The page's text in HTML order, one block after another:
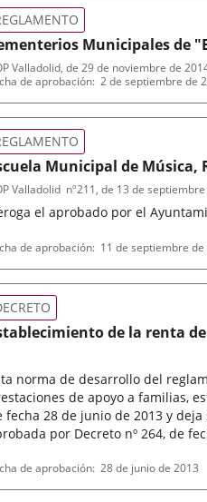
Municipales de
Reglamento
Valladolid, de 29 de noviembre de
de aprobación 2 de septiembre de
Municipal de Música,
el aprobado por el
Valladolid nº211, de 13 de
de aprobación 11 de septiembre de
de la renta
a familias del
norma de desarrollo del
de apoyo a familias,
fecha 28 de junio de 2013 y
por Decreto nº 264, de
de aprobación 28 de junio de 2013